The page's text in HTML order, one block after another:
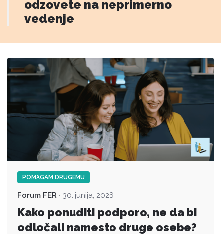
odzovete na neprimerno
vedenje
POMAGAM DRUGEMU
Forum FER 30. junija, 2026
Kako ponuditi podporo, ne da bi
odločali namesto druge osebe?